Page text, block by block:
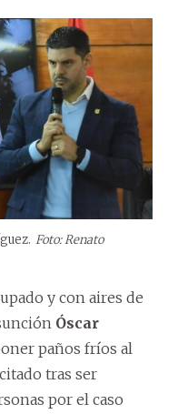
Foto: Renato
y con aires de
Óscar
paños fríos al
tras ser
por el caso